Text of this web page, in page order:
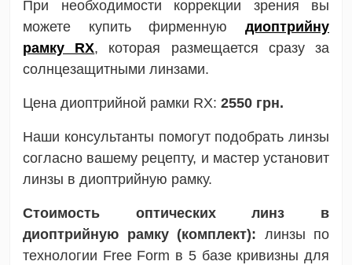
При необходимости коррекции зрения вы
можете купить фирменную
диоптрийну
рамку RX, которая размещается сразу за
солнцезащитными линзами.
Цена диоптрийной рамки RX: 2550 грн.
Наши консультанты помогут подобрать линзы
согласно вашему рецепту, и мастер установит
линзы в диоптрийную рамку.
Стоимость оптических линз в
диоптрийную рамку (комплект): линзы по
технологии Free Form в 5 базе кривизны для